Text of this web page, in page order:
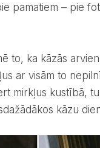
pamatiem – pie
ar visām to
mirkļus kustībā,
kāzu